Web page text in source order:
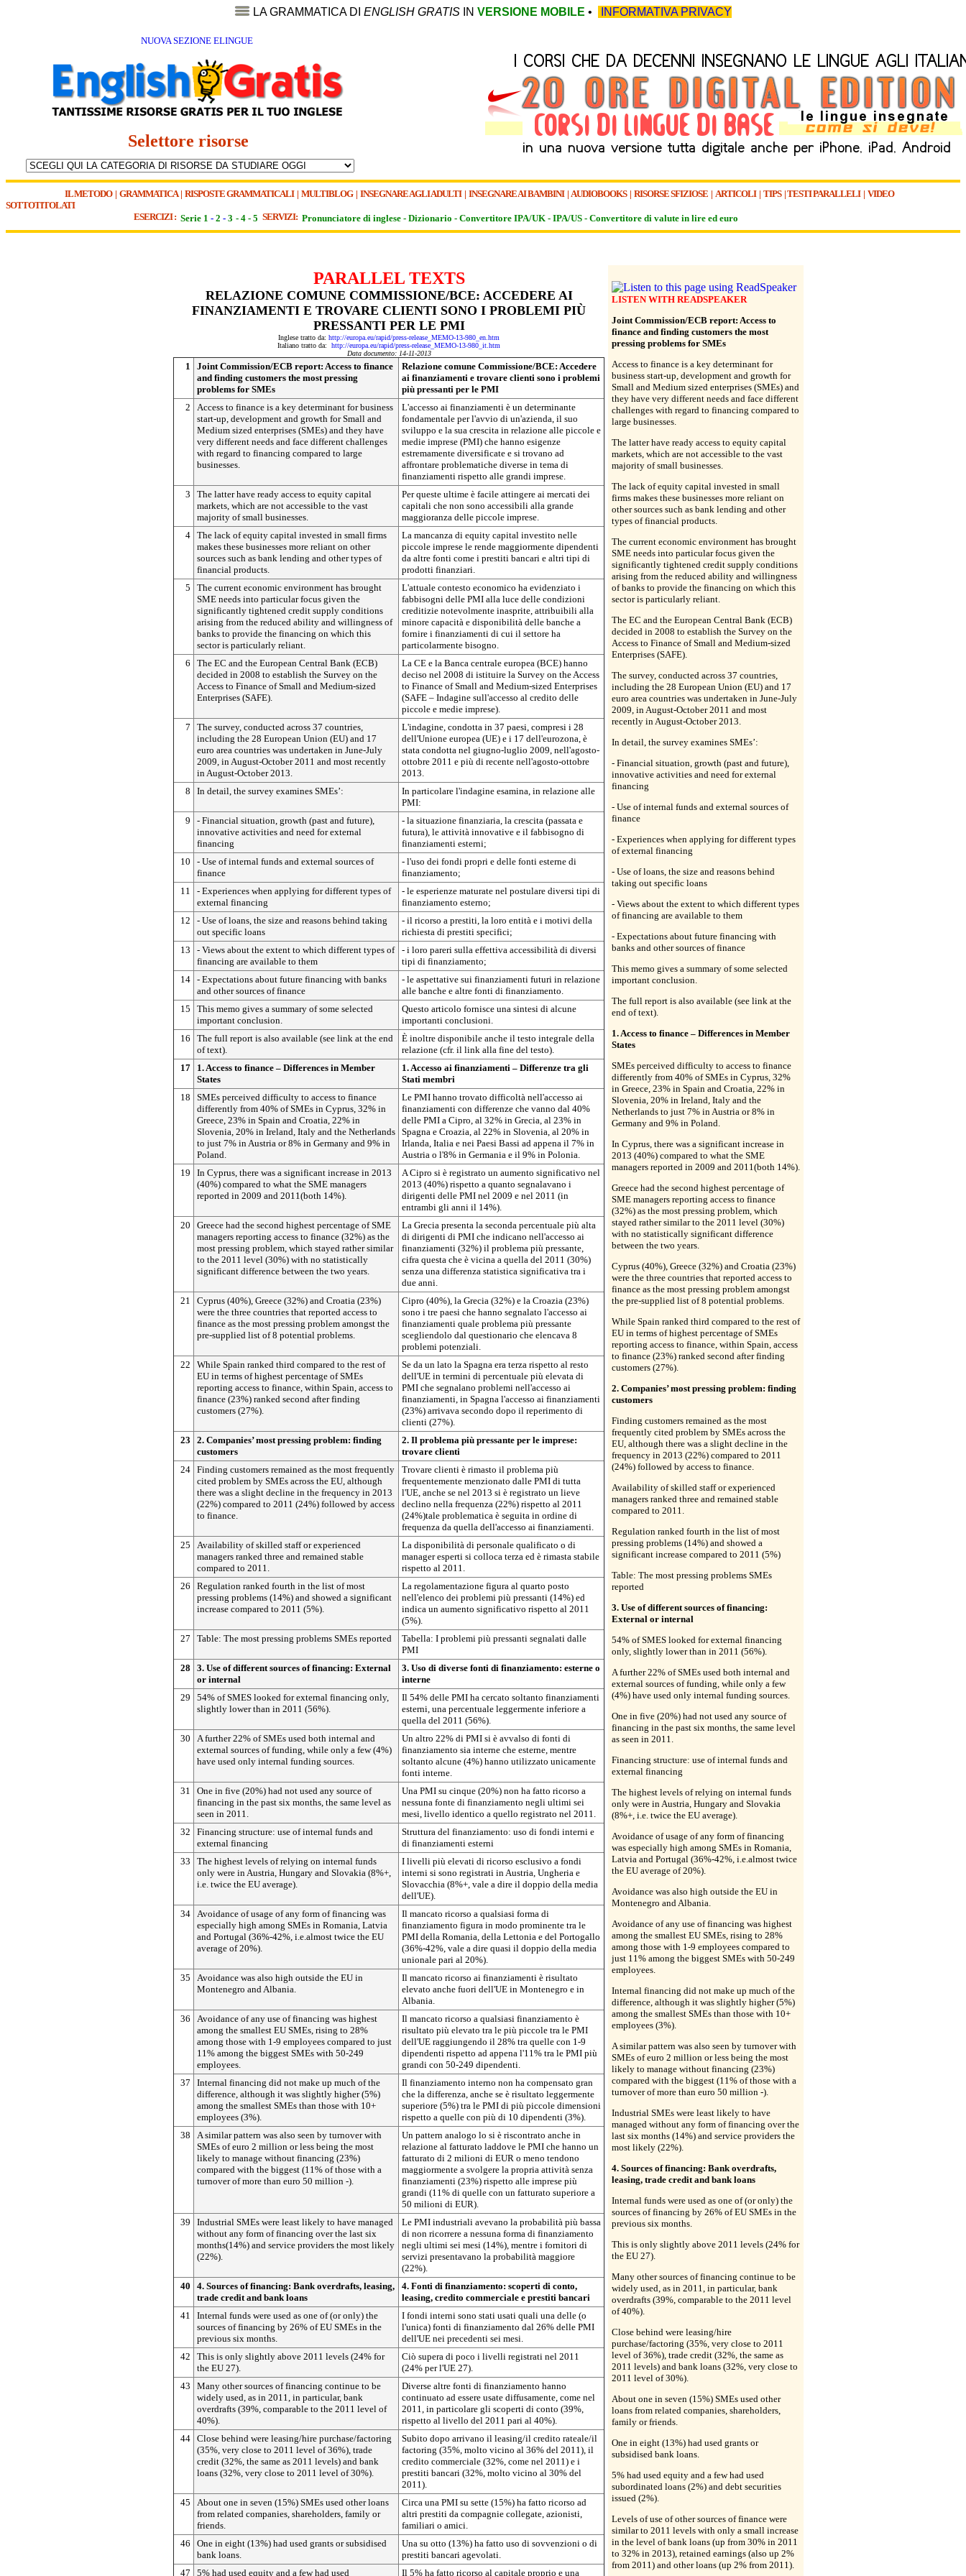
LA GRAMMATICA DI ENGLISH GRATIS IN VERSIONE MOBILE • INFORMATIVA PRIVACY
NUOVA SEZIONE ELINGUE
Selettore risorse
IL METODO| GRAMMATICA| RISPOSTE GRAMMATICALI| MULTIBLOG| INSEGNARE AGLI ADULTI | INSEGNARE AI BAMBINI| AUDIOBOOKS| RISORSE SFIZIOSE | ARTICOLI| TIPS|TESTI PARALLELI| VIDEO
SOTTOTITOLATI
ESERCIZI : Serie 1 - 2 - 3 - 4 - 5 SERVIZI: Pronunciatore di inglese - Dizionario - Convertitore IPA/UK - IPA/US - Convertitore di valute in lire ed euro
PARALLEL TEXTS
RELAZIONE COMUNE COMMISSIONE/BCE: ACCEDERE AI
FINANZIAMENTI E TROVARE CLIENTI SONO I PROBLEMI PIÙ
PRESSANTI PER LE PMI
Inglese tratto da: http://europa.eu/rapid/press-release_MEMO-13-980_en.htm
Italiano tratto da: http://europa.eu/rapid/press-release_MEMO-13-980_it.htm
Data documento: 14-11-2013
1
Joint Commission/ECB report: Access to finance
and finding customers the most pressing
problems for SMEs
Relazione comune Commissione/BCE: Accedere
ai finanziamenti e trovare clienti sono i problemi
più pressanti per le PMI
2
Access to finance is a key determinant for business
start-up, development and growth for Small and
Medium sized enterprises (SMEs) and they have
very different needs and face different challenges
with regard to financing compared to large
businesses.
L'accesso ai finanziamenti è un determinante
fondamentale per l'avvio di un'azienda, il suo
sviluppo e la sua crescita in relazione alle piccole e
medie imprese (PMI) che hanno esigenze
estremamente diversificate e si trovano ad
affrontare problematiche diverse in tema di
finanziamenti rispetto alle grandi imprese.
3
The latter have ready access to equity capital
markets, which are not accessible to the vast
majority of small businesses.
Per queste ultime è facile attingere ai mercati dei
capitali che non sono accessibili alla grande
maggioranza delle piccole imprese.
4 The lack of equity capital invested in small firms
makes these businesses more reliant on other
sources such as bank lending and other types of
financial products.
La mancanza di equity capital investito nelle
piccole imprese le rende maggiormente dipendenti
da altre fonti come i prestiti bancari e altri tipi di
prodotti finanziari.
5
The current economic environment has brought
SME needs into particular focus given the
significantly tightened credit supply conditions
arising from the reduced ability and willingness of
banks to provide the financing on which this
sector is particularly reliant.
L'attuale contesto economico ha evidenziato i
fabbisogni delle PMI alla luce delle condizioni
creditizie notevolmente inasprite, attribuibili alla
minore capacità e disponibilità delle banche a
fornire i finanziamenti di cui il settore ha
particolarmente bisogno.
6
The EC and the European Central Bank (ECB)
decided in 2008 to establish the Survey on the
Access to Finance of Small and Medium-sized
Enterprises (SAFE).
La CE e la Banca centrale europea (BCE) hanno
deciso nel 2008 di istituire la Survey on the Access
to Finance of Small and Medium-sized Enterprises
(SAFE – Indagine sull'accesso al credito delle
piccole e medie imprese).
7
The survey, conducted across 37 countries,
including the 28 European Union (EU) and 17
euro area countries was undertaken in June-July
2009, in August-October 2011 and most recently
in August-October 2013.
L'indagine, condotta in 37 paesi, compresi i 28
dell'Unione europea (UE) e i 17 dell'eurozona, è
stata condotta nel giugno-luglio 2009, nell'agosto-
ottobre 2011 e più di recente nell'agosto-ottobre
2013.
8
In detail, the survey examines SMEs’:
In particolare l'indagine esamina, in relazione alle
PMI:
9
- Financial situation, growth (past and future),
innovative activities and need for external
financing
- la situazione finanziaria, la crescita (passata e
futura), le attività innovative e il fabbisogno di
finanziamenti esterni;
10
- Use of internal funds and external sources of
finance
- l'uso dei fondi propri e delle fonti esterne di
finanziamento;
11
- Experiences when applying for different types of
external financing
- le esperienze maturate nel postulare diversi tipi di
finanziamento esterno;
12
- Use of loans, the size and reasons behind taking
out specific loans
- il ricorso a prestiti, la loro entità e i motivi della
richiesta di prestiti specifici;
13
- Views about the extent to which different types of
financing are available to them
- i loro pareri sulla effettiva accessibilità di diversi
tipi di finanziamento;
14 - Expectations about future financing with banks
and other sources of finance
- le aspettative sui finanziamenti futuri in relazione
alle banche e altre fonti di finanziamento.
15
This memo gives a summary of some selected
important conclusion.
Questo articolo fornisce una sintesi di alcune
importanti conclusioni.
16
The full report is also available (see link at the end
of text).
È inoltre disponibile anche il testo integrale della
relazione (cfr. il link alla fine del testo).
17
1. Access to finance – Differences in Member
States
1. Accesso ai finanziamenti – Differenze tra gli
Stati membri
18
SMEs perceived difficulty to access to finance
differently from 40% of SMEs in Cyprus, 32% in
Greece, 23% in Spain and Croatia, 22% in
Slovenia, 20% in Ireland, Italy and the Netherlands
to just 7% in Austria or 8% in Germany and 9% in
Poland.
Le PMI hanno trovato difficoltà nell'accesso ai
finanziamenti con differenze che vanno dal 40%
delle PMI a Cipro, al 32% in Grecia, al 23% in
Spagna e Croazia, al 22% in Slovenia, al 20% in
Irlanda, Italia e nei Paesi Bassi ad appena il 7% in
Austria o l'8% in Germania e il 9% in Polonia.
19
In Cyprus, there was a significant increase in 2013
(40%) compared to what the SME managers
reported in 2009 and 2011(both 14%).
A Cipro si è registrato un aumento significativo nel
2013 (40%) rispetto a quanto segnalavano i
dirigenti delle PMI nel 2009 e nel 2011 (in
entrambi gli anni il 14%).
20
Greece had the second highest percentage of SME
managers reporting access to finance (32%) as the
most pressing problem, which stayed rather similar
to the 2011 level (30%) with no statistically
significant difference between the two years.
La Grecia presenta la seconda percentuale più alta
di dirigenti di PMI che indicano nell'accesso ai
finanziamenti (32%) il problema più pressante,
cifra questa che è vicina a quella del 2011 (30%)
senza una differenza statistica significativa tra i
due anni.
21
Cyprus (40%), Greece (32%) and Croatia (23%)
were the three countries that reported access to
finance as the most pressing problem amongst the
pre-supplied list of 8 potential problems.
Cipro (40%), la Grecia (32%) e la Croazia (23%)
sono i tre paesi che hanno segnalato l'accesso ai
finanziamenti quale problema più pressante
scegliendolo dal questionario che elencava 8
problemi potenziali.
22
While Spain ranked third compared to the rest of
EU in terms of highest percentage of SMEs
reporting access to finance, within Spain, access to
finance (23%) ranked second after finding
customers (27%).
Se da un lato la Spagna era terza rispetto al resto
dell'UE in termini di percentuale più elevata di
PMI che segnalano problemi nell'accesso ai
finanziamenti, in Spagna l'accesso ai finanziamenti
(23%) arrivava secondo dopo il reperimento di
clienti (27%).
23
2. Companies’ most pressing problem: finding
customers
2. Il problema più pressante per le imprese:
trovare clienti
24 Finding customers remained as the most frequently
cited problem by SMEs across the EU, although
there was a slight decline in the frequency in 2013
(22%) compared to 2011 (24%) followed by access
to finance.
Trovare clienti è rimasto il problema più
frequentemente menzionato dalle PMI di tutta
l'UE, anche se nel 2013 si è registrato un lieve
declino nella frequenza (22%) rispetto al 2011
(24%)tale problematica è seguita in ordine di
frequenza da quella dell'accesso ai finanziamenti.
25
Availability of skilled staff or experienced
managers ranked three and remained stable
compared to 2011.
La disponibilità di personale qualificato o di
manager esperti si colloca terza ed è rimasta stabile
rispetto al 2011.
26
Regulation ranked fourth in the list of most
pressing problems (14%) and showed a significant
increase compared to 2011 (5%).
La regolamentazione figura al quarto posto
nell'elenco dei problemi più pressanti (14%) ed
indica un aumento significativo rispetto al 2011
(5%).
27
Table: The most pressing problems SMEs reported
Tabella: I problemi più pressanti segnalati dalle
PMI
28
3. Use of different sources of financing: External
or internal
3. Uso di diverse fonti di finanziamento: esterne o
interne
29
54% of SMES looked for external financing only,
slightly lower than in 2011 (56%).
Il 54% delle PMI ha cercato soltanto finanziamenti
esterni, una percentuale leggermente inferiore a
quella del 2011 (56%).
30
A further 22% of SMEs used both internal and
external sources of funding, while only a few (4%)
have used only internal funding sources.
Un altro 22% di PMI si è avvalso di fonti di
finanziamento sia interne che esterne, mentre
soltanto alcune (4%) hanno utilizzato unicamente
fonti interne.
31
One in five (20%) had not used any source of
financing in the past six months, the same level as
seen in 2011.
Una PMI su cinque (20%) non ha fatto ricorso a
nessuna fonte di finanziamento negli ultimi sei
mesi, livello identico a quello registrato nel 2011.
32
Financing structure: use of internal funds and
external financing
Struttura del finanziamento: uso di fondi interni e
di finanziamenti esterni
33
The highest levels of relying on internal funds
only were in Austria, Hungary and Slovakia (8%+,
i.e. twice the EU average).
I livelli più elevati di ricorso esclusivo a fondi
interni si sono registrati in Austria, Ungheria e
Slovacchia (8%+, vale a dire il doppio della media
dell'UE).
34 Avoidance of usage of any form of financing was
especially high among SMEs in Romania, Latvia
and Portugal (36%-42%, i.e.almost twice the EU
average of 20%).
Il mancato ricorso a qualsiasi forma di
finanziamento figura in modo prominente tra le
PMI della Romania, della Lettonia e del Portogallo
(36%-42%, vale a dire quasi il doppio della media
unionale pari al 20%).
35
Avoidance was also high outside the EU in
Montenegro and Albania.
Il mancato ricorso ai finanziamenti è risultato
elevato anche fuori dell'UE in Montenegro e in
Albania.
36
Avoidance of any use of financing was highest
among the smallest EU SMEs, rising to 28%
among those with 1-9 employees compared to just
11% among the biggest SMEs with 50-249
employees.
Il mancato ricorso a qualsiasi finanziamento è
risultato più elevato tra le più piccole tra le PMI
dell'UE raggiungendo il 28% tra quelle con 1-9
dipendenti rispetto ad appena l'11% tra le PMI più
grandi con 50-249 dipendenti.
37
Internal financing did not make up much of the
difference, although it was slightly higher (5%)
among the smallest SMEs than those with 10+
employees (3%).
Il finanziamento interno non ha compensato gran
che la differenza, anche se è risultato leggermente
superiore (5%) tra le PMI di più piccole dimensioni
rispetto a quelle con più di 10 dipendenti (3%).
38
A similar pattern was also seen by turnover with
SMEs of euro 2 million or less being the most
likely to manage without financing (23%)
compared with the biggest (11% of those with a
turnover of more than euro 50 million -).
Un pattern analogo lo si è riscontrato anche in
relazione al fatturato laddove le PMI che hanno un
fatturato di 2 milioni di EUR o meno tendono
maggiormente a svolgere la propria attività senza
finanziamenti (23%) rispetto alle imprese più
grandi (11% di quelle con un fatturato superiore a
50 milioni di EUR).
39
Industrial SMEs were least likely to have managed
without any form of financing over the last six
months(14%) and service providers the most likely
(22%).
Le PMI industriali avevano la probabilità più bassa
di non ricorrere a nessuna forma di finanziamento
negli ultimi sei mesi (14%), mentre i fornitori di
servizi presentavano la probabilità maggiore
(22%).
40
4. Sources of financing: Bank overdrafts, leasing,
trade credit and bank loans
4. Fonti di finanziamento: scoperti di conto,
leasing, credito commerciale e prestiti bancari
41
Internal funds were used as one of (or only) the
sources of financing by 26% of EU SMEs in the
previous six months.
I fondi interni sono stati usati quali una delle (o
l'unica) fonti di finanziamento dal 26% delle PMI
dell'UE nei precedenti sei mesi.
42
This is only slightly above 2011 levels (24% for
the EU 27).
Ciò supera di poco i livelli registrati nel 2011
(24% per l'UE 27).
43
Many other sources of financing continue to be
widely used, as in 2011, in particular, bank
overdrafts (39%, comparable to the 2011 level of
40%).
Diverse altre fonti di finanziamento hanno
continuato ad essere usate diffusamente, come nel
2011, in particolare gli scoperti di conto (39%,
rispetto al livello del 2011 pari al 40%).
44 Close behind were leasing/hire purchase/factoring
(35%, very close to 2011 level of 36%), trade
credit (32%, the same as 2011 levels) and bank
loans (32%, very close to 2011 level of 30%).
Subito dopo arrivano il leasing/il credito rateale/il
factoring (35%, molto vicino al 36% del 2011), il
credito commerciale (32%, come nel 2011) e i
prestiti bancari (32%, molto vicino al 30% del
2011).
45
About one in seven (15%) SMEs used other loans
from related companies, shareholders, family or
friends.
Circa una PMI su sette (15%) ha fatto ricorso ad
altri prestiti da compagnie collegate, azionisti,
familiari o amici.
46
One in eight (13%) had used grants or subsidised
bank loans.
Una su otto (13%) ha fatto uso di sovvenzioni o di
prestiti bancari agevolati.
47
5% had used equity and a few had used Il 5% ha fatto ricorso al capitale proprio e una
LISTEN WITH READSPEAKER
Joint Commission/ECB report: Access to
finance and finding customers the most
pressing problems for SMEs
Access to finance is a key determinant for
business start-up, development and growth for
Small and Medium sized enterprises (SMEs) and
they have very different needs and face different
challenges with regard to financing compared to
large businesses.
The latter have ready access to equity capital
markets, which are not accessible to the vast
majority of small businesses.
The lack of equity capital invested in small
firms makes these businesses more reliant on
other sources such as bank lending and other
types of financial products.
The current economic environment has brought
SME needs into particular focus given the
significantly tightened credit supply conditions
arising from the reduced ability and willingness
of banks to provide the financing on which this
sector is particularly reliant.
The EC and the European Central Bank (ECB)
decided in 2008 to establish the Survey on the
Access to Finance of Small and Medium-sized
Enterprises (SAFE).
The survey, conducted across 37 countries,
including the 28 European Union (EU) and 17
euro area countries was undertaken in June-July
2009, in August-October 2011 and most
recently in August-October 2013.
In detail, the survey examines SMEs’:
- Financial situation, growth (past and future),
innovative activities and need for external
financing
- Use of internal funds and external sources of
finance
- Experiences when applying for different types
of external financing
- Use of loans, the size and reasons behind
taking out specific loans
- Views about the extent to which different types
of financing are available to them
- Expectations about future financing with
banks and other sources of finance
This memo gives a summary of some selected
important conclusion.
The full report is also available (see link at the
end of text).
1. Access to finance – Differences in Member
States
SMEs perceived difficulty to access to finance
differently from 40% of SMEs in Cyprus, 32%
in Greece, 23% in Spain and Croatia, 22% in
Slovenia, 20% in Ireland, Italy and the
Netherlands to just 7% in Austria or 8% in
Germany and 9% in Poland.
In Cyprus, there was a significant increase in
2013 (40%) compared to what the SME
managers reported in 2009 and 2011(both 14%).
Greece had the second highest percentage of
SME managers reporting access to finance
(32%) as the most pressing problem, which
stayed rather similar to the 2011 level (30%)
with no statistically significant difference
between the two years.
Cyprus (40%), Greece (32%) and Croatia (23%)
were the three countries that reported access to
finance as the most pressing problem amongst
the pre-supplied list of 8 potential problems.
While Spain ranked third compared to the rest of
EU in terms of highest percentage of SMEs
reporting access to finance, within Spain, access
to finance (23%) ranked second after finding
customers (27%).
2. Companies’ most pressing problem: finding
customers
Finding customers remained as the most
frequently cited problem by SMEs across the
EU, although there was a slight decline in the
frequency in 2013 (22%) compared to 2011
(24%) followed by access to finance.
Availability of skilled staff or experienced
managers ranked three and remained stable
compared to 2011.
Regulation ranked fourth in the list of most
pressing problems (14%) and showed a
significant increase compared to 2011 (5%)
Table: The most pressing problems SMEs
reported
3. Use of different sources of financing:
External or internal
54% of SMES looked for external financing
only, slightly lower than in 2011 (56%).
A further 22% of SMEs used both internal and
external sources of funding, while only a few
(4%) have used only internal funding sources.
One in five (20%) had not used any source of
financing in the past six months, the same level
as seen in 2011.
Financing structure: use of internal funds and
external financing
The highest levels of relying on internal funds
only were in Austria, Hungary and Slovakia
(8%+, i.e. twice the EU average).
Avoidance of usage of any form of financing
was especially high among SMEs in Romania,
Latvia and Portugal (36%-42%, i.e.almost twice
the EU average of 20%).
Avoidance was also high outside the EU in
Montenegro and Albania.
Avoidance of any use of financing was highest
among the smallest EU SMEs, rising to 28%
among those with 1-9 employees compared to
just 11% among the biggest SMEs with 50-249
employees.
Internal financing did not make up much of the
difference, although it was slightly higher (5%)
among the smallest SMEs than those with 10+
employees (3%).
A similar pattern was also seen by turnover with
SMEs of euro 2 million or less being the most
likely to manage without financing (23%)
compared with the biggest (11% of those with a
turnover of more than euro 50 million -).
Industrial SMEs were least likely to have
managed without any form of financing over the
last six months (14%) and service providers the
most likely (22%).
4. Sources of financing: Bank overdrafts,
leasing, trade credit and bank loans
Internal funds were used as one of (or only) the
sources of financing by 26% of EU SMEs in the
previous six months.
This is only slightly above 2011 levels (24% for
the EU 27).
Many other sources of financing continue to be
widely used, as in 2011, in particular, bank
overdrafts (39%, comparable to the 2011 level
of 40%).
Close behind were leasing/hire
purchase/factoring (35%, very close to 2011
level of 36%), trade credit (32%, the same as
2011 levels) and bank loans (32%, very close to
2011 level of 30%).
About one in seven (15%) SMEs used other
loans from related companies, shareholders,
family or friends.
One in eight (13%) had used grants or
subsidised bank loans.
5% had used equity and a few had used
subordinated loans (2%) and debt securities
issued (2%).
Levels of use of other sources of finance were
similar to 2011 levels with only a small increase
in the level of bank loans (up from 30% in 2011
to 32% in 2013), retained earnings (also up 2%
from 2011) and other loans (up 2% from 2011).